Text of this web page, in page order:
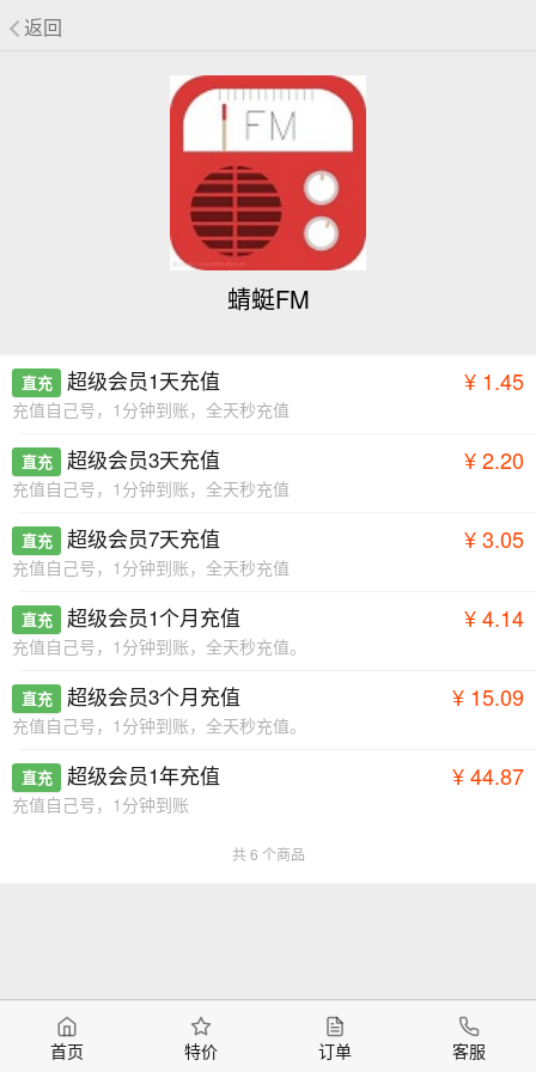
返回
蜻蜓FM
直充 超级会员1天充值 ¥ 1.45
充值自己号，1分钟到账，全天秒充值
直充 超级会员3天充值 ¥ 2.20
充值自己号，1分钟到账，全天秒充值
直充 超级会员7天充值 ¥ 3.05
充值自己号，1分钟到账，全天秒充值
直充 超级会员1个月充值 ¥ 4.14
充值自己号，1分钟到账，全天秒充值。
直充 超级会员3个月充值 ¥ 15.09
充值自己号，1分钟到账，全天秒充值。
直充 超级会员1年充值 ¥ 44.87
充值自己号，1分钟到账
共 6 个商品
首页 特价 订单 客服